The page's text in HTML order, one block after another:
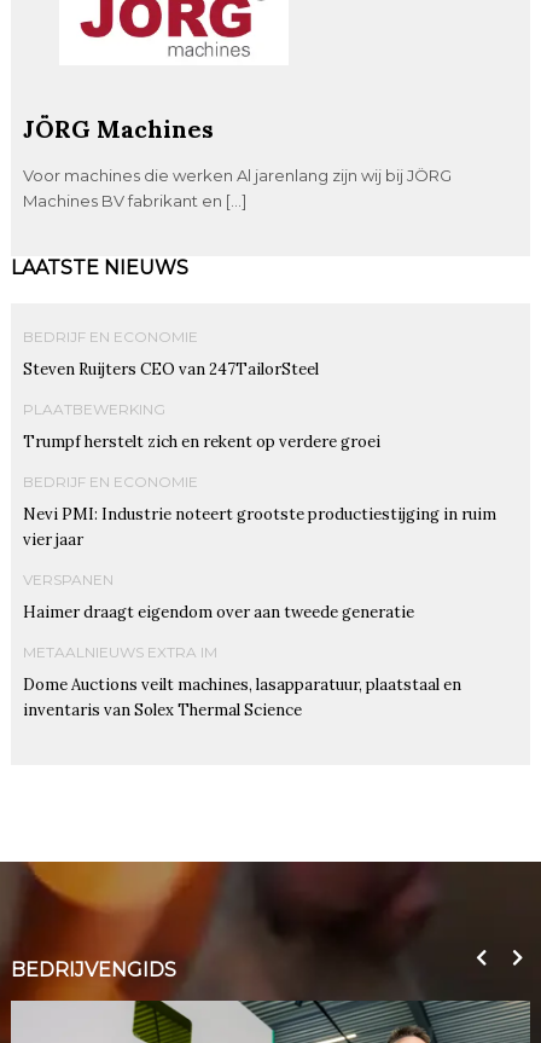
JÖRG Machines
Voor machines die werken Al jarenlang zijn wij bij JÖRG
Machines BV fabrikant en […]
LAATSTE NIEUWS
BEDRIJF EN ECONOMIE
Steven Ruijters CEO van 247TailorSteel
PLAATBEWERKING
Trumpf herstelt zich en rekent op verdere groei
BEDRIJF EN ECONOMIE
Nevi PMI: Industrie noteert grootste productiestijging in ruim
vier jaar
VERSPANEN
Haimer draagt eigendom over aan tweede generatie
METAALNIEUWS EXTRA IM
Dome Auctions veilt machines, lasapparatuur, plaatstaal en
inventaris van Solex Thermal Science
BEDRIJVENGIDS